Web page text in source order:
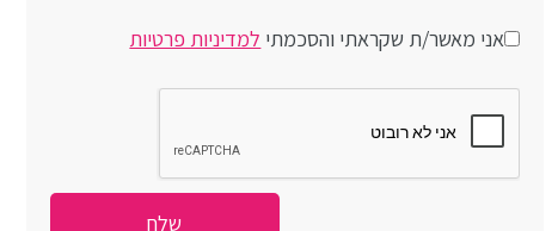
אני מאשר/ת שקראתי והסכמתי למדיניות פרטיות